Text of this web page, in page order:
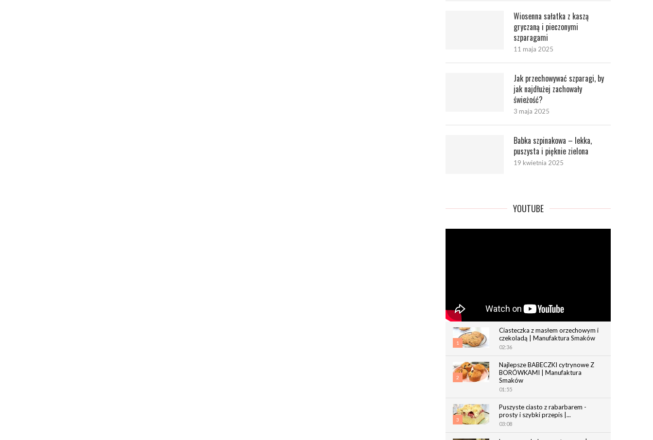
Wiosenna sałatka z kaszą
gryczaną i pieczonymi
szparagami
11 maja 2025
Jak przechowywać szparagi, by
jak najdłużej zachowały
świeżość?
3 maja 2025
Babka szpinakowa – lekka,
puszysta i pięknie zielona
19 kwietnia 2025
YOUTUBE
1
Ciasteczka z masłem orzechowym i
czekoladą | Manufaktura Smaków
02:36
2
Najlepsze BABECZKI cytrynowe Z
BORÓWKAMI | Manufaktura
Smaków
01:55
3
Puszyste ciasto z rabarbarem -
prosty i szybki przepis |...
03:08